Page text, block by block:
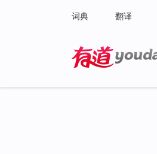
词典 翻译